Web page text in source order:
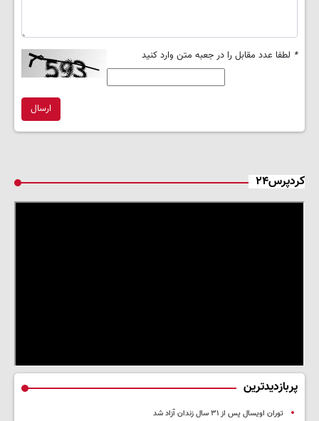
* لطفا عدد مقابل را در جعبه متن وارد کنید
ارسال
کردپرس۲۴
پربازدیدترین
توران اویسال پس از ۳۱ سال زندان آزاد شد